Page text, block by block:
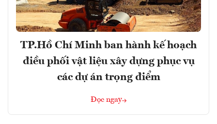
TP.Hồ Chí Minh ban hành kế hoạch
điều phối vật liệu xây dựng phục vụ
các dự án trọng điểm
Đọc ngay